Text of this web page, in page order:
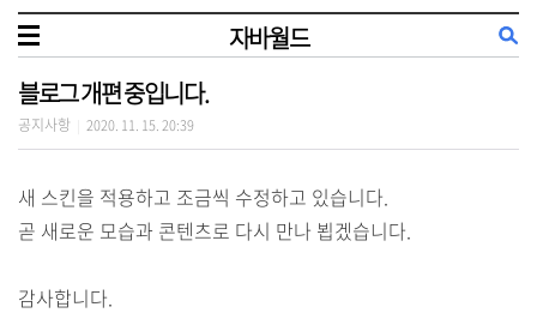
자바월드
블로그 개편 중입니다.
공지사항 2020. 11. 15. 20:39
새 스킨을 적용하고 조금씩 수정하고 있습니다.
곧 새로운 모습과 콘텐츠로 다시 만나 뵙겠습니다.
감사합니다.